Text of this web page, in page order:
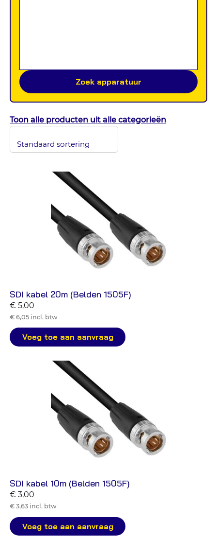
Zoek apparatuur
Toon alle producten uit alle categorieën
SDI kabel 20m (Belden 1505F)
€ 5,00
€ 6,05 incl. btw
Voeg toe aan aanvraag
SDI kabel 10m (Belden 1505F)
€ 3,00
€ 3,63 incl. btw
Voeg toe aan aanvraag